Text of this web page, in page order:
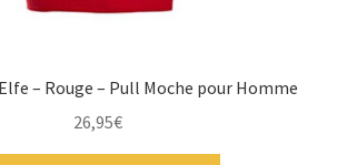
– Rouge – Pull Moche pour Homme
26,95€